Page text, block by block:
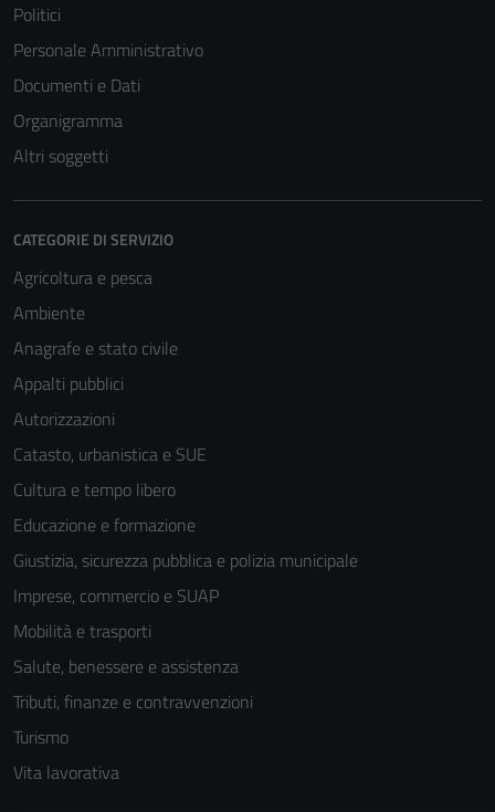
Politici
Personale Amministrativo
Documenti e Dati
Organigramma
Altri soggetti
CATEGORIE DI SERVIZIO
Agricoltura e pesca
Ambiente
Anagrafe e stato civile
Appalti pubblici
Autorizzazioni
Catasto, urbanistica e SUE
Cultura e tempo libero
Educazione e formazione
Giustizia, sicurezza pubblica e polizia municipale
Imprese, commercio e SUAP
Mobilità e trasporti
Salute, benessere e assistenza
Tributi, finanze e contravvenzioni
Turismo
Vita lavorativa